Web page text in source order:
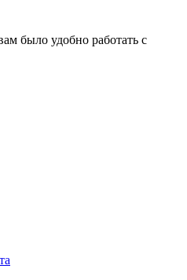
было удобно работать с